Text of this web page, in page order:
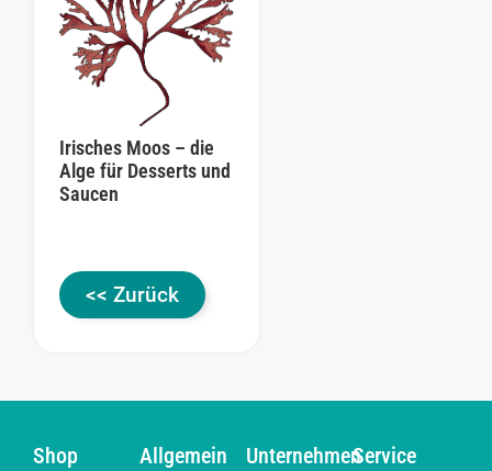
Irisches Moos – die
Alge für Desserts und
Saucen
<< Zurück
Shop Allgemein UnternehmenService